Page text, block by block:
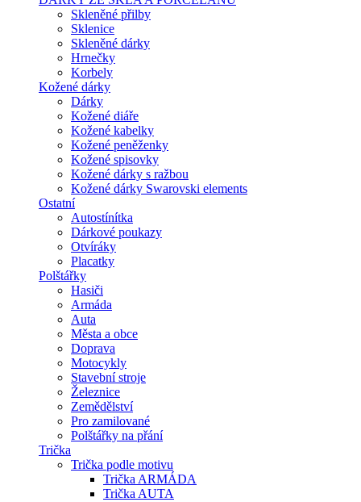
Skleněné přilby
Sklenice
Skleněné dárky
Hrnečky
Korbely
Kožené dárky
Dárky
Kožené diáře
Kožené kabelky
Kožené peněženky
Kožené spisovky
Kožené dárky s ražbou
Kožené dárky Swarovski elements
Ostatní
Autostínítka
Dárkové poukazy
Otvíráky
Placatky
Polštářky
Hasiči
Armáda
Auta
Města a obce
Doprava
Motocykly
Stavební stroje
Železnice
Zemědělství
Pro zamilované
Polštářky na přání
Trička
Trička podle motivu
Trička ARMÁDA
Trička AUTA